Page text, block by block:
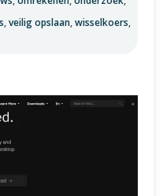
,veilig opslaan,wisselkoers,